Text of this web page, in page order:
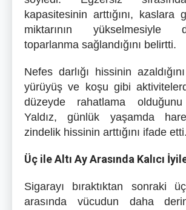
kapasitesinin arttığını, kaslara
miktarının yükselmesiyle
toparlanma sağlandığını belirtti.
Nefes darlığı hissinin
yürüyüş ve koşu gibi
düzeyde rahatlama
Yaldız, günlük yaşamda
zindelik hissinin arttığını ifade etti.
Üç ile Altı Ay Arasında Kalıcı
Sigarayı bıraktıktan sonraki
arasında vücudun daha